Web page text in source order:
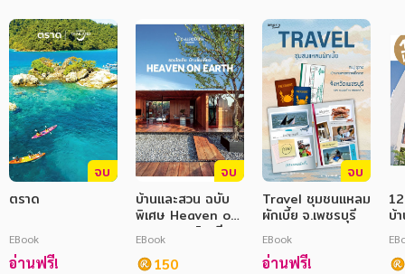
หนังสือเด็ก
การพัฒนาตนเอง
ความรู้ทั่วไป
การ์ตูนความรู้ การ์ตูน
การ์ตูนมังงะ (Manga)
จบ
ตราด
EBook
อ่านฟรี!
จบ
บ้านและสวน ฉบับ
พิเศษ Heaven on
Earth รวมไอเดีย
บ้านชั้นเดียว
EBook
150
จบ
Travel ชุมชนแหลม
ผักเบี้ย จ.เพชรบุรี
EBook
อ่านฟรี!
บ้